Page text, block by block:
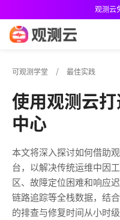
观测云
可观测学堂 最佳实践
使用观测云
中心
本文将深入探讨如何借助
台，以解决传统运维中因
区、故障定位困难和响应
链路追踪等全栈数据，结
的排查与修复时间从小时